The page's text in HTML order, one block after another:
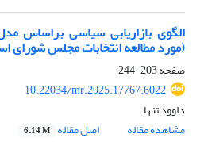
الگوی بازاریابی سیاسی براساس
(مورد مطالعه انتخابات مجلس شورای
صفحه203-244
10.22034/mr.2025.17767.6022
داوود تنها
مشاهده مقاله
اصل مقاله 6.14 M